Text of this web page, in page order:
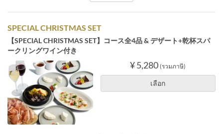
SPECIAL CHRISTMAS SET
【SPECIAL CHRISTMAS SET】コース全4品 & デザート+乾杯スパ
ークリングワイン付き
¥ 5,280 (รวมภาษี)
เลือก